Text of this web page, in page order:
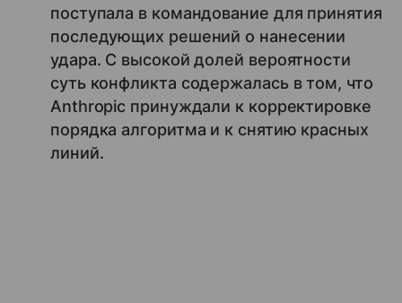
поступала в командование для принятия
последующих решений о нанесении
удара. С высокой долей вероятности
суть конфликта содержалась в том, что
Anthropic принуждали к корректировке
порядка алгоритма и к снятию красных
линий.